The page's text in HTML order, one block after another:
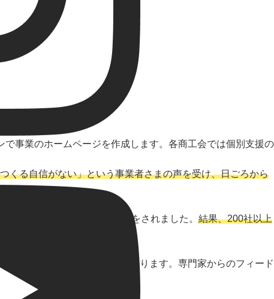
事業のホームページを作成します。各商工会では個別支援の
くる自信がない」という事業者さまの声を受け、日ごろから
てホームページの導入支援をされました。 結果、200社以上
バックする体制をとられております。専門家からのフィード